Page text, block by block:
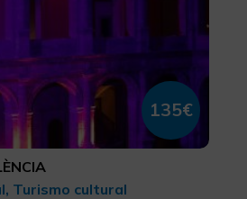
135€
Turismo cultural